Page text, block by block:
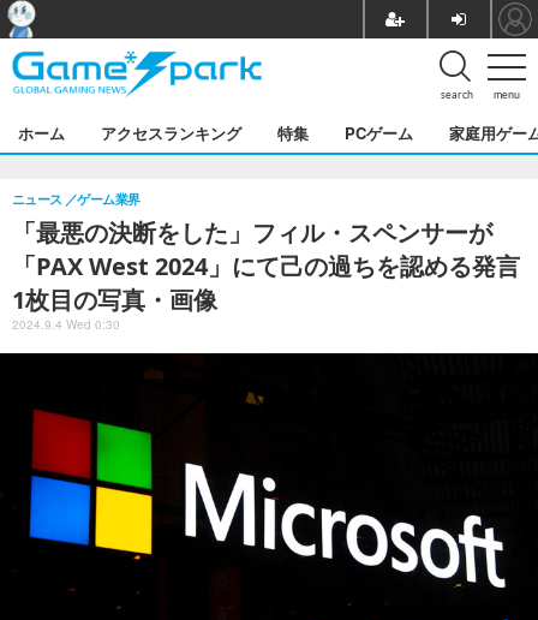
menu
search
ホーム アクセスランキング 特集 PCゲーム 家庭用ゲー
「最悪の決断をした」フィル・スペンサーが
「PAX West 2024」にて己の過ちを認める発言
1枚目の写真・画像
ニュース ゲーム業界
2024.9.4 Wed 0:30